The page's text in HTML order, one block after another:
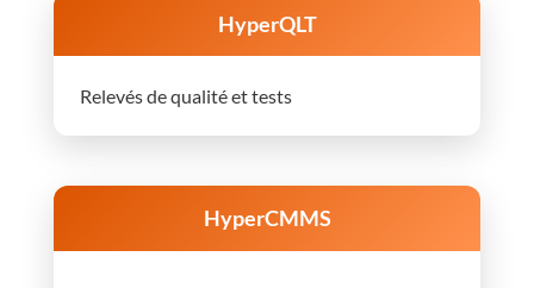
HyperQLT
Relevés de qualité et tests
HyperCMMS